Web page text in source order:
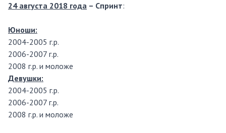
24 августа 2018 года – Спринт:
Юноши:
2004-2005 г.р.
2006-2007 г.р.
2008 г.р. и моложе
Девушки:
2004-2005 г.р.
2006-2007 г.р.
2008 г.р. и моложе